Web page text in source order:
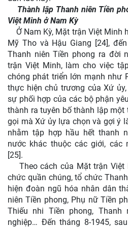
Thành lập Thanh niên Tiền
Việt Minh ở Nam Kỳ
Ở Nam Kỳ, Mặt trận Việt Minh
Mỹ Tho và Hậu Giang [24],
Thanh niên Tiền phong ra đời
trận Việt Minh, làm cho việc
chóng phát triển lớn mạnh như
thực hiện chủ trương của Xứ
sự phối hợp của các bộ phận
thành ra tuyên bố thành lập một
gọi mà Xứ ủy lựa chọn và gợi ý
nhằm tập hợp hầu hết thanh
nước khác thuộc các giới, các
[25].
Theo cách của Mặt trận Việt
chức quần chúng, tổ chức
hiện đoàn ngũ hóa nhân dân
niên Tiền phong, Phụ nữ Tiền
Thiếu nhi Tiền phong, Thanh
nghiệp… Đến tháng 8-1945,